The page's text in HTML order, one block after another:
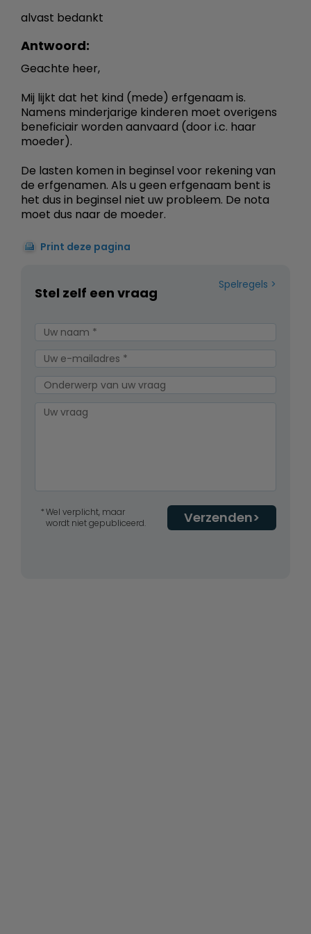
alvast bedankt
Antwoord:
Geachte heer,
Mij lijkt dat het kind (mede) erfgenaam is.
Namens minderjarige kinderen moet overigens
beneficiair worden aanvaard (door i.c. haar
moeder).
De lasten komen in beginsel voor rekening van
de erfgenamen. Als u geen erfgenaam bent is
het dus in beginsel niet uw probleem. De nota
moet dus naar de moeder.
Print deze pagina
Spelregels
Stel zelf een vraag
Verzenden
Wel verplicht, maar
wordt niet gepubliceerd.